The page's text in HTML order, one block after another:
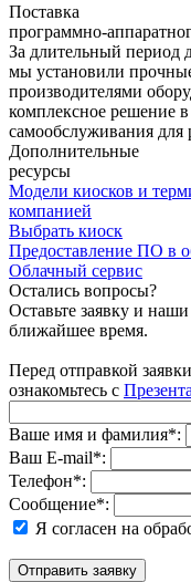
Поставка
программно-
За длительный период
мы установили
производителями
комплексное решение
самообслуживания для
Дополнительные
ресурсы
Модели киосков и
компанией
Выбрать киоск
Предоставление ПО в
Облачный сервис
Остались вопросы?
Оставьте заявку и
ближайшее время.
Перед отправкой заявки
ознакомьтесь с
Ваше имя и фамилия*:
Ваш E‑mail*:
Телефон*:
Сообщение*:
Я согласен на
Отправить заявку